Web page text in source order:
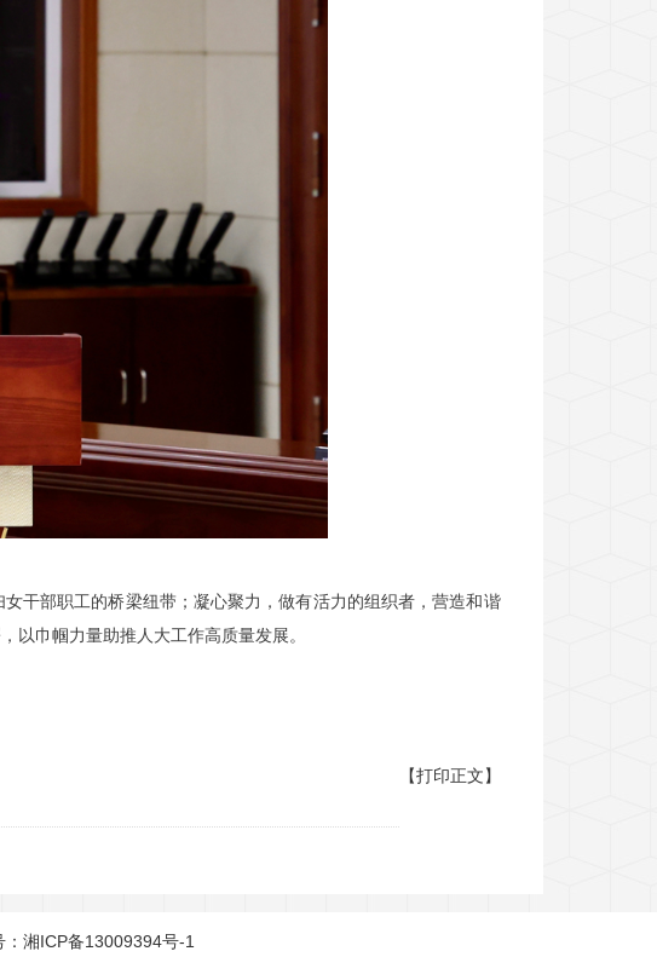
干部职工的桥梁纽带；凝心聚力，做有活力的组织者，营造和谐
以巾帼力量助推人大工作高质量发展。
【打印正文】
湘ICP备13009394号-1